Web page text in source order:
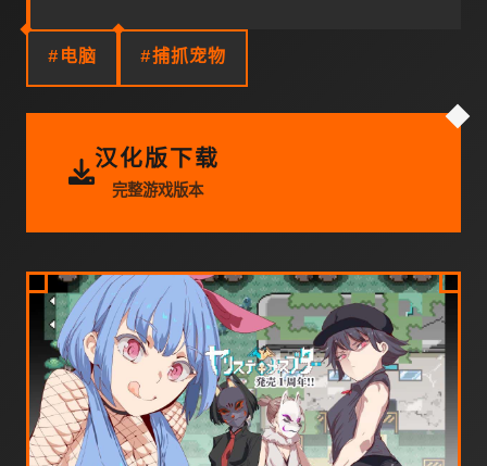
#电脑 #捕抓宠物
汉化版下载
完整游戏版本